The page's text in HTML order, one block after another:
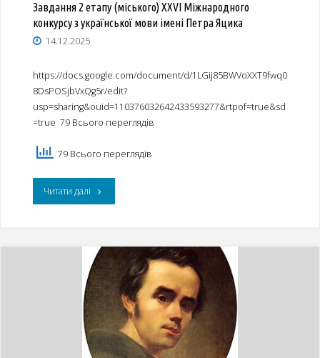
імені
Петра
Яцика"
Завдання 2 етапу (міського) XXVІ Міжнародного
конкурсу з української мови імені Петра Яцика
14.12.2025
https://docs.google.com/document/d/1LGij85BWVoXXT9fwq0
8DsPOSjbVxQg5r/edit?
usp=sharing&ouid=110376032642433593277&rtpof=true&sd
=true 79 Всього переглядів
79 Всього переглядів
Читати далі"Завдання
(міського)
XXVІ
Міжнародного
конкурсу